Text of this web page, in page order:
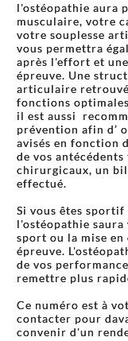
l'ostéopathie aura
musculaire, votre
votre souplesse
vous permettra
après l'effort et
épreuve. Une
articulaire
fonctions
il est aussi
prévention afin d’
avisés en fonction
de vos
chirurgicaux, un
effectué.
Si vous êtes
l'ostéopathie
sport ou la mise
épreuve.
de vos
remettre plus
Ce numéro est à
contacter pour
convenir d'un